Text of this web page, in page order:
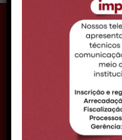
Email:
Endereço:Rua